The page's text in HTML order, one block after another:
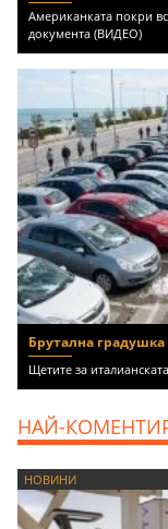
Американката покри
документа (ВИДЕО)
Брутална
Щетите за
НАЙ-
НОВИНИ